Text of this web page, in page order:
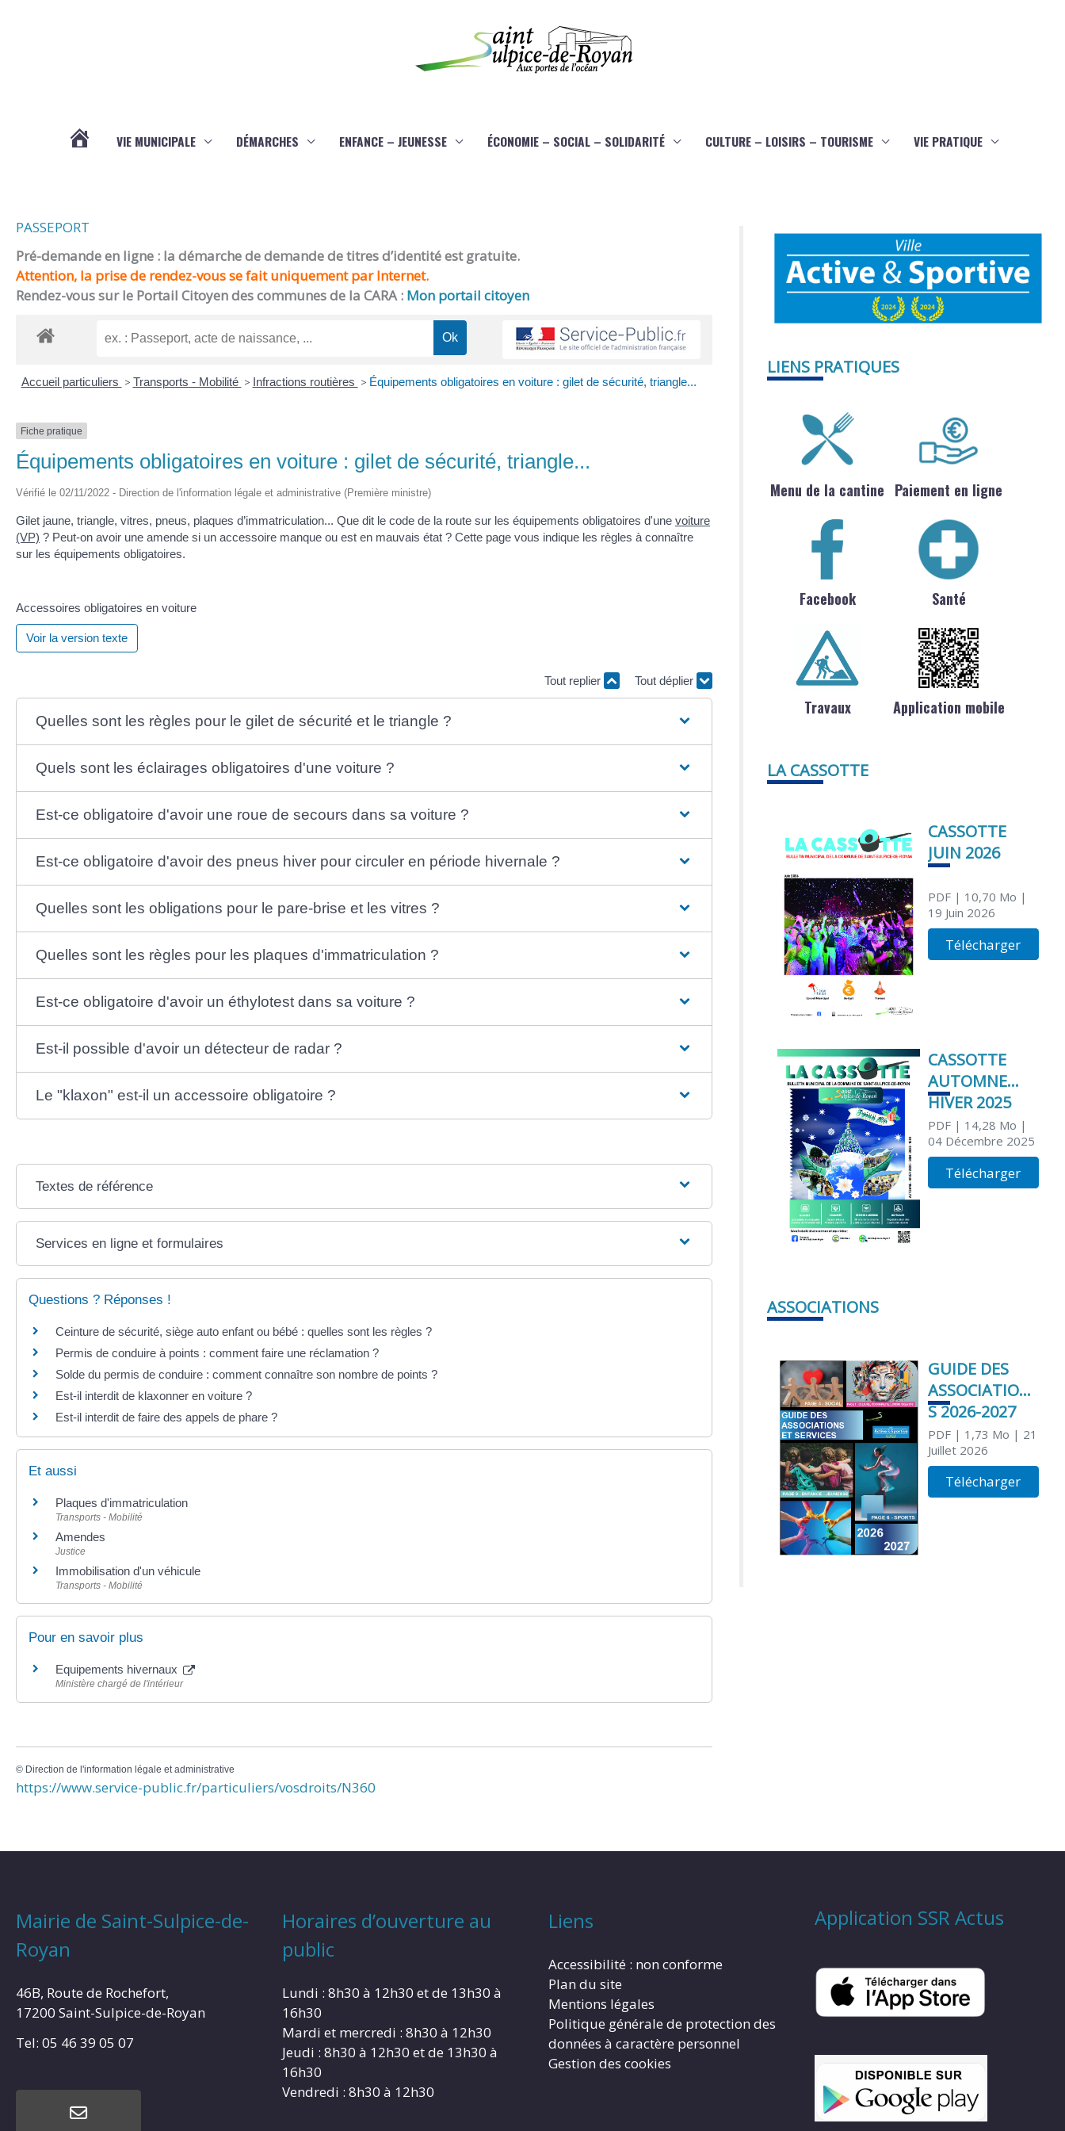
VIE MUNICIPALE DÉMARCHES ENFANCE – JEUNESSE ÉCONOMIE – SOCIAL – SOLIDARITÉ CULTURE – LOISIRS – TOURISME VIE PRATIQUE
PASSEPORT
Pré-demande en ligne : la démarche de demande de titres d’identité est gratuite.
Attention, la prise de rendez-vous se fait uniquement par Internet.
Rendez-vous sur le Portail Citoyen des communes de la CARA : Mon portail citoyen
Accueil particuliers > Transports - Mobilité > Infractions routières > Équipements obligatoires en voiture : gilet de sécurité, triangle...
Fiche pratique
Équipements obligatoires en voiture : gilet de sécurité, triangle...
Vérifié le 02/11/2022 - Direction de l'information légale et administrative (Première ministre)
Gilet jaune, triangle, vitres, pneus, plaques d’immatriculation... Que dit le code de la route sur les équipements obligatoires d'une voiture
(VP) ? Peut-on avoir une amende si un accessoire manque ou est en mauvais état ? Cette page vous indique les règles à connaître
sur les équipements obligatoires.
Accessoires obligatoires en voiture
Voir la version texte
Tout replier Tout déplier
Quelles sont les règles pour le gilet de sécurité et le triangle ?
Quels sont les éclairages obligatoires d'une voiture ?
Est-ce obligatoire d'avoir une roue de secours dans sa voiture ?
Est-ce obligatoire d'avoir des pneus hiver pour circuler en période hivernale ?
Quelles sont les obligations pour le pare-brise et les vitres ?
Quelles sont les règles pour les plaques d'immatriculation ?
Est-ce obligatoire d'avoir un éthylotest dans sa voiture ?
Est-il possible d'avoir un détecteur de radar ?
Le "klaxon" est-il un accessoire obligatoire ?
Textes de référence
Services en ligne et formulaires
Questions ? Réponses !
Ceinture de sécurité, siège auto enfant ou bébé : quelles sont les règles ?
Permis de conduire à points : comment faire une réclamation ?
Solde du permis de conduire : comment connaître son nombre de points ?
Est-il interdit de klaxonner en voiture ?
Est-il interdit de faire des appels de phare ?
Et aussi
Plaques d'immatriculation
Transports - Mobilité
Amendes
Justice
Immobilisation d'un véhicule
Transports - Mobilité
Pour en savoir plus
Equipements hivernaux
Ministère chargé de l'intérieur
© Direction de l'information légale et administrative
https://www.service-public.fr/particuliers/vosdroits/N360
LIENS PRATIQUES
Menu de la cantine Paiement en ligne
Facebook Santé
Travaux Application mobile
LA CASSOTTE
CASSOTTE
JUIN 2026
PDF| 10,70 Mo |
19 Juin 2026
Télécharger
CASSOTTE
AUTOMNE
HIVER 2025
PDF| 14,28 Mo |
04 Décembre 2025
Télécharger
ASSOCIATIONS
GUIDE DES
ASSOCIATION
S 2026-2027
PDF| 1,73 Mo | 21
Juillet 2026
Télécharger
Mairie de Saint-Sulpice-de-
Royan
46B, Route de Rochefort,
17200 Saint-Sulpice-de-Royan
Tel: 05 46 39 05 07
Horaires d’ouverture au
public
Lundi : 8h30 à 12h30 et de 13h30 à
16h30
Mardi et mercredi : 8h30 à 12h30
Jeudi : 8h30 à 12h30 et de 13h30 à
16h30
Vendredi : 8h30 à 12h30
Liens
Accessibilité : non conforme
Plan du site
Mentions légales
Politique générale de protection des
données à caractère personnel
Gestion des cookies
Application SSR Actus